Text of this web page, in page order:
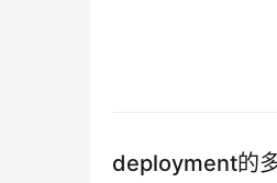
deployment的